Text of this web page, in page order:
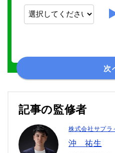
次
記事の監修者
株式会社サプラ
沖 祐生